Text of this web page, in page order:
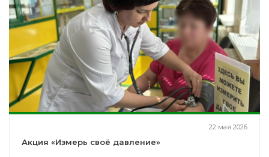
22 мая 2026
Акция «Измерь своё давление»